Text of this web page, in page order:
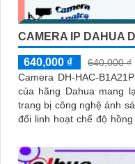
CAMERA IP DAHUA
640,000 ₫
640,000 ₫
Camera DH-HAC-
của hãng Dahua mang
trang bị công nghệ ánh
đổi linh hoạt chế độ